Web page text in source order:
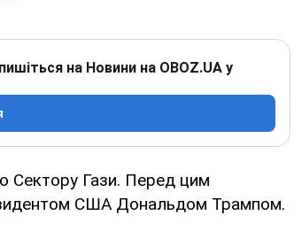
на Новини на OBOZ.UA у
Сектору Гази. Перед цим
США Дональдом Трампом.